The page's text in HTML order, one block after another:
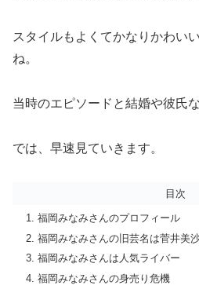
スタイルもよくてかなりかわい
ね。
当時のエピソードと結婚や彼氏
では、早速見ていきます。
目次
福岡みなみさんのプロフィール
福岡みなみさんの旧芸名は菅井美
福岡みなみさんは人気ライバー
福岡みなみさんの身売り危機